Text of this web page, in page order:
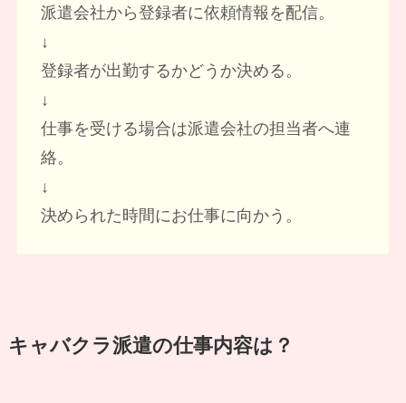
派遣会社から登録者に依頼情報を配信。
↓
登録者が出勤するかどうか決める。
↓
仕事を受ける場合は派遣会社の担当者へ連
絡。
↓
決められた時間にお仕事に向かう。
キャバクラ派遣の仕事内容は？